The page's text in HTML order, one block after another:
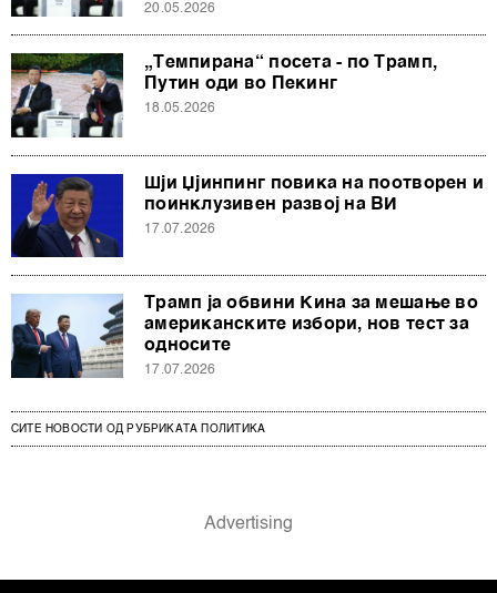
20.05.2026
„Темпирана“ посета - по Трамп,
Путин оди во Пекинг
18.05.2026
Шји Џјинпинг повика на поотворен и
поинклузивен развој на ВИ
17.07.2026
Трамп ја обвини Кина за мешање во
американските избори, нов тест за
односите
17.07.2026
СИТЕ НОВОСТИ ОД РУБРИКАТА ПОЛИТИКА